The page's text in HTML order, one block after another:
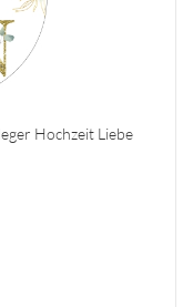
Hochzeit Liebe